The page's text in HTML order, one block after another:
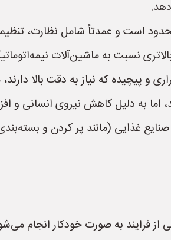
است و عمدتاً شامل نظارت،
نسبت به ماشین‌آلات
و پیچیده که نیاز به دقت بالا
اما به دلیل کاهش نیروی انسانی و
غذایی (مانند پر کردن و
به صورت خودکار انجام